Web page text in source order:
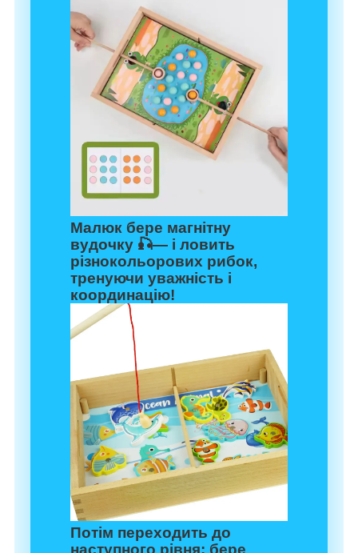
Малюк бере магнітну
вудочку 🎣— і ловить
різнокольорових рибок,
тренуючи уважність і
координацію!
Потім переходить до